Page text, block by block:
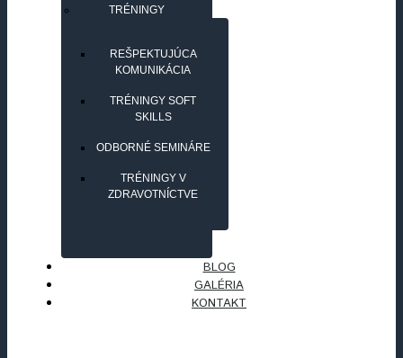
TRÉNINGY
REŠPEKTUJÚCA
KOMUNIKÁCIA
TRÉNINGY SOFT
SKILLS
ODBORNÉ SEMINÁRE
TRÉNINGY V
ZDRAVOTNÍCTVE
BLOG
GALÉRIA
KONTAKT